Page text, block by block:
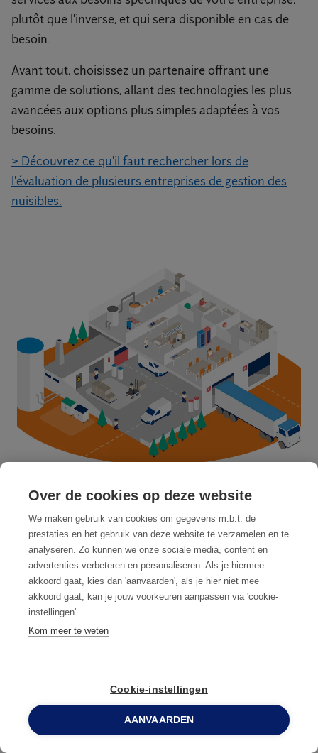
plutôt que l'inverse, et qui sera disponible en cas de
besoin.
Avant tout, choisissez un partenaire offrant une
gamme de solutions, allant des technologies les plus
avancées aux options plus simples adaptées à vos
besoins.
> Découvrez ce qu'il faut rechercher lors de
l'évaluation de plusieurs entreprises de gestion des
nuisibles.
Zones critiques de nuisibles dans
les usines de transformation
alimentaire
Avant de choisir les méthodes de sécurité
de bien identifier vos zones à risque et les
points d'entrée potentiels des parasites.
Votre partenaire en gestion des nuisibles doit
0800 96 900
Over de cookies op deze website
We maken gebruik van cookies om gegevens m.b.t. de
prestaties en het gebruik van deze website te verzamelen en te
analyseren. Zo kunnen we onze sociale media, content en
advertenties verbeteren en personaliseren. Als je hiermee
akkoord gaat, kies dan 'aanvaarden', als je hier niet mee
akkoord gaat, kan je jouw voorkeuren aanpassen via 'cookie-
instellingen'.
Kom meer te weten
Cookie-instellingen
AANVAARDEN